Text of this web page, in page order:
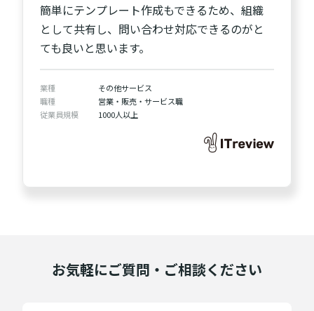
簡単にテンプレート作成もできるため、組織
として共有し、問い合わせ対応できるのがと
ても良いと思います。
業種
その他サービス
職種
営業・販売・サービス職
従業員規模
1000人以上
お気軽にご質問・ご相談ください